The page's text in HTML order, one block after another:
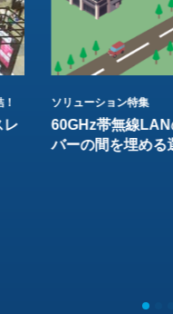
レ
ソリューション特集
60GHz帯無線
バーの間を埋める